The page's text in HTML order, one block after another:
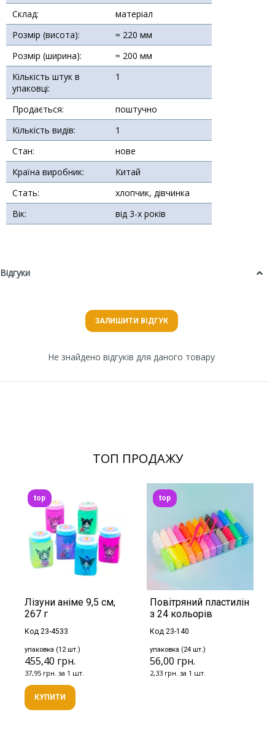
Склад:
матеріал
Розмір (висота):
≈ 220 мм
Розмір (ширина):
≈ 200 мм
Кількість штук в
упаковці:
1
Продається:
поштучно
Кількість видів:
1
Стан:
нове
Країна виробник:
Китай
Стать:
хлопчик, дівчинка
Вік:
від 3-х років
Відгуки
ЗАЛИШИТИ ВІДГУК
Не знайдено відгуків для даного товару
ТОП ПРОДАЖУ
Лізуни аніме 9,5 см,
267 г
Код 23-4533
упаковка (12 шт.)
455,40 грн.
37,95 грн. за 1 шт.
top
КУПИТИ
Повітряний пластилін
з 24 кольорів
Код 23-140
упаковка (24 шт.)
56,00 грн.
2,33 грн. за 1 шт.
top